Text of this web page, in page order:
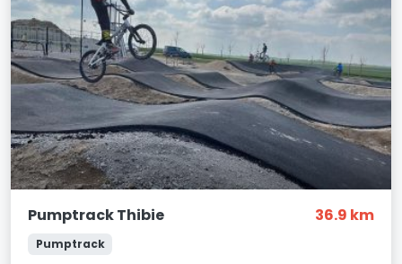
Pumptrack Thibie 36.9 km
Pumptrack